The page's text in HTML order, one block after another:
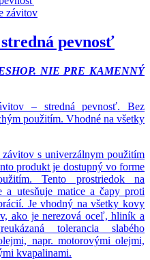
závitov
pevnosť
NIE PRE KAMENNÝ
– stredná pevnosť. Bez
použitím. Vhodné na všetky
s univerzálnym použitím
produkt je dostupný vo forme
Tento prostriedok na
a utesňuje matice a čapy proti
Je vhodný na všetky kovy
ako je nerezová oceľ, hliník a
tolerancia slabého
napr. motorovými olejmi,
kvapalinami.